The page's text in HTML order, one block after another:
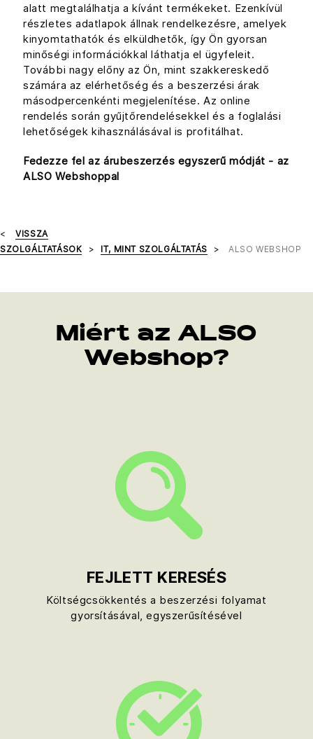
alatt megtalálhatja a kívánt termékeket. Ezenkívül
részletes adatlapok állnak rendelkezésre, amelyek
kinyomtathatók és elküldhetők, így Ön gyorsan
minőségi információkkal láthatja el ügyfeleit.
További nagy előny az Ön, mint szakkereskedő
számára az elérhetőség és a beszerzési árak
másodpercenkénti megjelenítése. Az online
rendelés során gyűjtőrendelésekkel és a foglalási
lehetőségek kihasználásával is profitálhat.
Fedezze fel az árubeszerzés egyszerű módját - az
ALSO Webshoppal
VISSZA
SZOLGÁLTATÁSOK
IT, MINT SZOLGÁLTATÁS ALSO WEBSHOP
Miért az ALSO
Webshop?
FEJLETT KERESÉS
Költségcsökkentés a beszerzési folyamat
gyorsításával, egyszerűsítésével